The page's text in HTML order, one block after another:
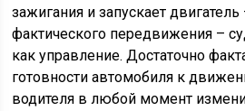
зажигания и запускает
фактического передвижения –
как управление. Достаточно
готовности автомобиля к
водителя в любой момент